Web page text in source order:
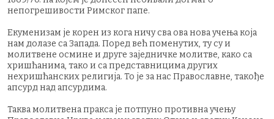
непогрешивости Римског папе.
Екуменизам је корен из кога ничу сва ова нова учења која
нам долазе са Запада. Поред већ поменутих, ту су и
молитвене осмине и друге заједничке молитве, како са
хришћанима, тако и са представницима других
нехришћанских религија. То је за нас Православне, такође
апсурд над апсурдима.
Таква молитвена пракса је потпуно противна учењу